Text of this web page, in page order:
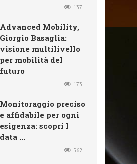
137
Advanced Mobility,
Giorgio Basaglia:
visione multilivello
per mobilità del
futuro
173
Monitoraggio preciso
e affidabile per ogni
esigenza: scopri I
data ...
562